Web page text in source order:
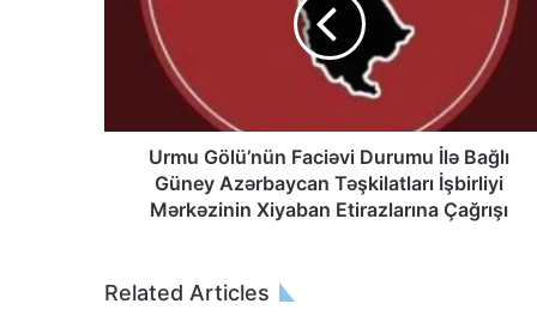
Urmu Gölü’nün Faciəvi Durumu İlə Bağlı
Güney Azərbaycan Təşkilatları İşbirliyi
Mərkəzinin Xiyaban Etirazlarına Çağrışı
Related Articles